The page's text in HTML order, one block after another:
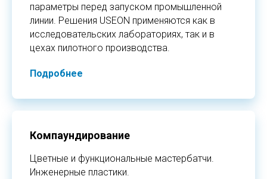
параметры перед запуском промышленной
линии. Решения USEON применяются как в
исследовательских лабораториях, так и в
цехах пилотного производства.
Подробнее
Компаундирование
Цветные и функциональные мастербатчи.
Инженерные пластики.